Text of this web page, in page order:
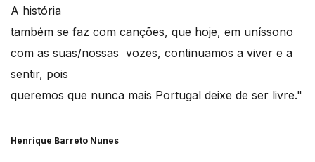
A história
também se faz com canções, que hoje, em uníssono
com as suas/nossas vozes, continuamos a viver e a
sentir, pois
queremos que nunca mais Portugal deixe de ser livre."
Henrique Barreto Nunes